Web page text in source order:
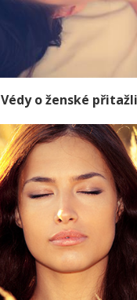
Védy o ženské